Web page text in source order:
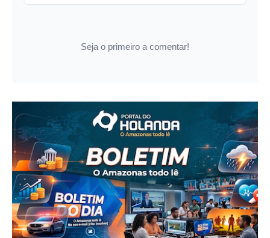
Seja o primeiro a comentar!